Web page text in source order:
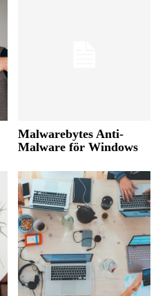
Malwarebytes Anti-
Malware för Windows